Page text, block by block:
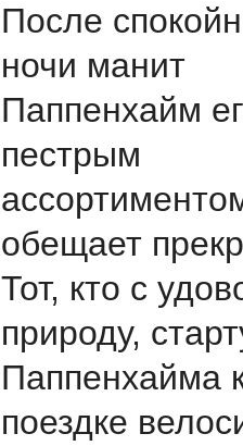
После
ночи манит
Паппенхайм
пестрым
обещает
Тот, кто с
природу,
Паппенхаймa
поездке